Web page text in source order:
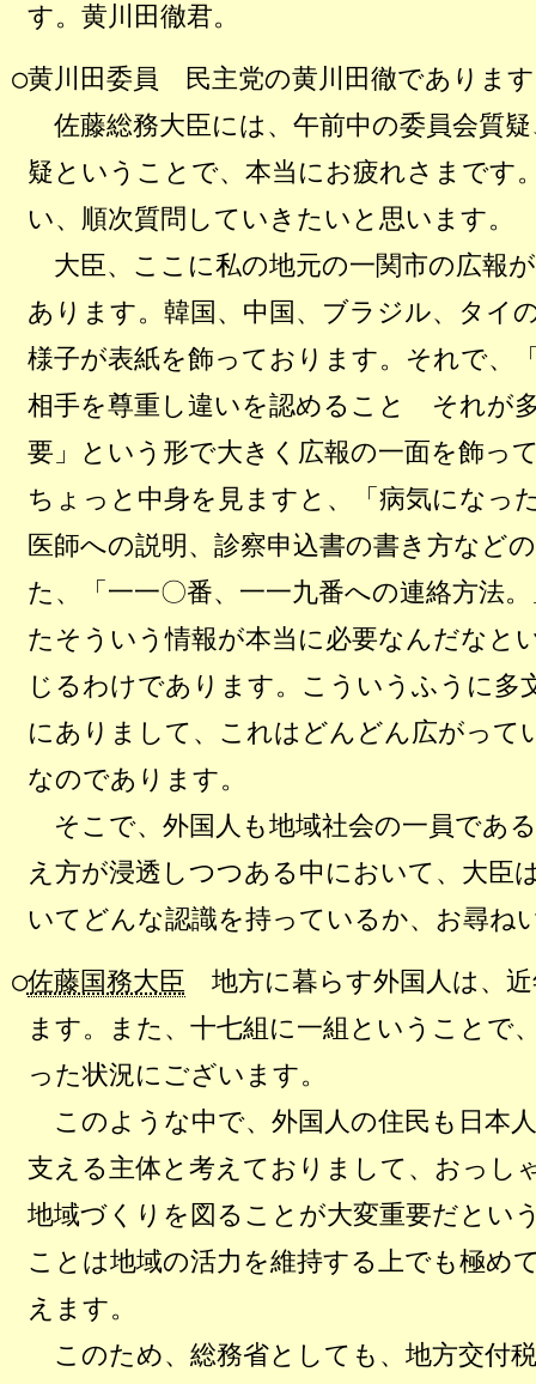
す。黄川田徹君。
○黄川田委員
民主党の黄川田徹でありま
佐藤総務大臣には、午前中の委員会質
疑ということで、本当にお疲れさまです
い、順次質問していきたいと思います。
大臣、ここに私の地元の一関市の広報
あります。韓国、中国、ブラジル、タイ
様子が表紙を飾っております。それで、
相手を尊重し違いを認めること それが
要」という形で大きく広報の一面を飾っ
ちょっと中身を見ますと、「病気になっ
医師への説明、診察申込書の書き方など
た、「一一〇番、一一九番への連絡方法
たそういう情報が本当に必要なんだなと
じるわけであります。こういうふうに多
にありまして、これはどんどん広がって
なのであります。
そこで、外国人も地域社会の一員であ
え方が浸透しつつある中において、大臣
いてどんな認識を持っているか、お尋ね
○佐藤国務大臣 地方に暮らす外国人は、
ます。また、十七組に一組ということで
った状況にございます。
このような中で、外国人の住民も日本
支える主体と考えておりまして、おっし
地域づくりを図ることが大変重要だとい
ことは地域の活力を維持する上でも極め
えます。
このため、総務省としても、地方交付